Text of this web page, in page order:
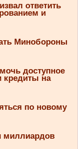
ответить
и
Минобороны
доступное
кредиты на
по новому
миллиардов